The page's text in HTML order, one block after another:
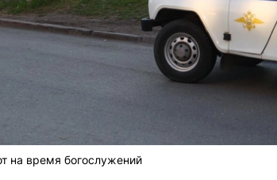
на время богослужений